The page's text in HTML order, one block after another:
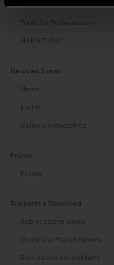
Create it
Tools for Professionals
NSK STUDIO
News ed Eventi
News
Eventi
Galleria Fotografica
Promo
Promo
Supporto e Download
Reprocessing Guide
Guide alla Manutenzione
Risoluzione dei problemi